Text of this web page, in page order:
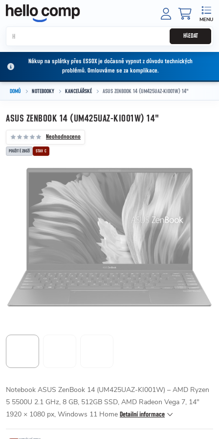
Přejít na obsah
HLEDAT
Nákup na splátky přes ESSOX je dočasně vypnut z důvodu technických
problémů. Omlouváme se za komplikace.
DOMŮ NOTEBOOKY KANCELÁŘSKÉ ASUS ZENBOOK 14 (UM425UAZ-KI001W) 14"
ASUS ZENBOOK 14 (UM425UAZ-KI001W) 14"
Neohodnoceno
POUŽITÉ ZBOŽÍ STAV C
Notebook ASUS ZenBook 14 (UM425UAZ-KI001W) – AMD Ryzen
5 5500U 2.1 GHz, 8 GB, 512GB SSD, AMD Radeon Vega 7, 14"
1920 × 1080 px, Windows 11 Home Detailní informace